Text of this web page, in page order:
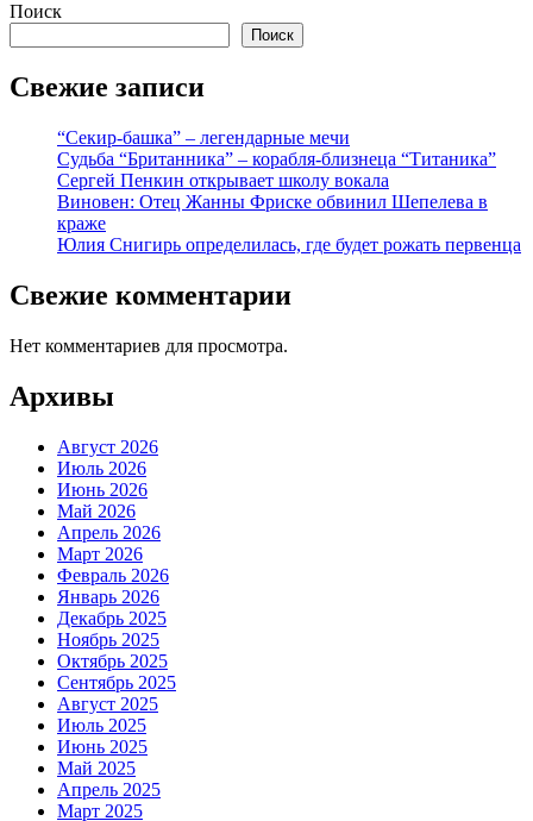
Поиск
Поиск
Свежие записи
“Секир-башка” – легендарные мечи
Судьба “Британника” – корабля-близнеца “Титаника”
Сергей Пенкин открывает школу вокала
Виновен: Отец Жанны Фриске обвинил Шепелева в
краже
Юлия Снигирь определилась, где будет рожать первенца
Свежие комментарии
Нет комментариев для просмотра.
Архивы
Август 2026
Июль 2026
Июнь 2026
Май 2026
Апрель 2026
Март 2026
Февраль 2026
Январь 2026
Декабрь 2025
Ноябрь 2025
Октябрь 2025
Сентябрь 2025
Август 2025
Июль 2025
Июнь 2025
Май 2025
Апрель 2025
Март 2025